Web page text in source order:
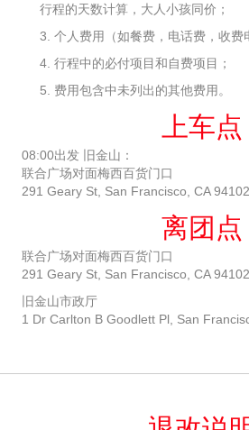
行程的天数计算，大人小孩同价；
3. 个人费用（如餐费，电话费，收费
4. 行程中的必付项目和自费项目；
5. 费用包含中未列出的其他费用。
上车点
08:00出发 旧金山：
联合广场对面梅西百货门口
291 Geary St, San Francisco, CA 94102
离团点
联合广场对面梅西百货门口
291 Geary St, San Francisco, CA 94102
旧金山市政厅
1 Dr Carlton B Goodlett Pl, San